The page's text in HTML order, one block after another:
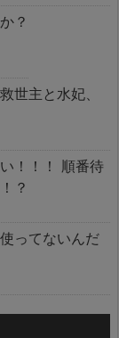
？
世主と水妃、
！！！ 順番待
？
ってないんだ